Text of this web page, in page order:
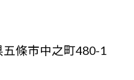
條市中之町480-1